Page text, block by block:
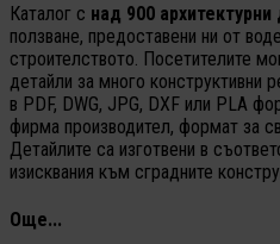
Каталог с над 900 архитектурни
ползване, предоставени ни от
строителството. Посетителите
детайли за много конструктивни
в PDF, DWG, JPG, DXF или PLA
фирма производител, формат за
Детайлите са изготвени в
изисквания към сградните
Още...